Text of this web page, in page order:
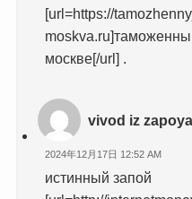
[url=https://
москве[/url] .
vivod iz
2024年12月17日 12:52 AM
истинный запой